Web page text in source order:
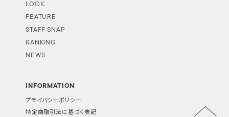
LOOK
FEATURE
STAFF SNAP
RANKING
NEWS
INFORMATION
プライバシーポリシー
特定商取引法に基づく表記